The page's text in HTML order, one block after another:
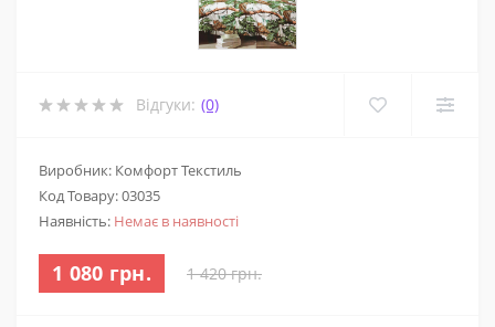
Відгуки: (0)
Виробник: Комфорт Текстиль
Код Товару:03035
Наявність: Немає в наявності
1 080 грн. 1 420 грн.